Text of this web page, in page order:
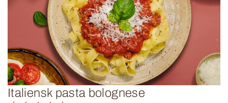
Italiensk pasta bolognese